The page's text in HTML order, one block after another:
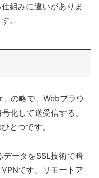
組みに違いがありま
。
の略で、Webブラウ
化して送受信する、
とつです。
データをSSL技術で暗
です。リモートア